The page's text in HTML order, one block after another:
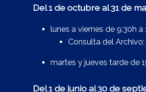
Del 1 de octubre al 31 de
lunes a viernes de 9:30h a
Consulta del Archivo:
martes y jueves tarde de
Del 1 de junio al 30 de